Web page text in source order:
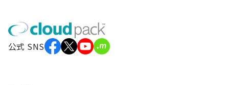
公式 SNS